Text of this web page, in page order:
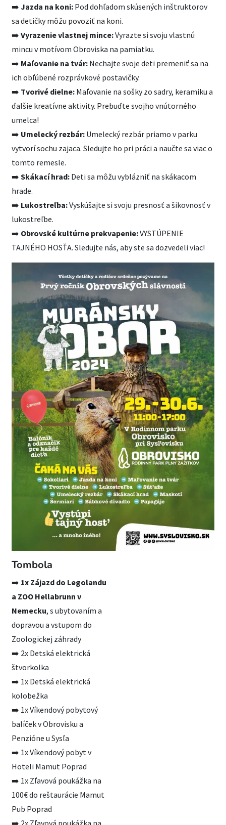
➡️ Jazda na koni: Pod dohľadom skúsených inštruktorov
sa detičky môžu povoziť na koni.
➡️ Vyrazenie vlastnej mince:Vyrazte si svoju vlastnú
mincu v motívom Obroviska na pamiatku.
➡️ Maľovanie na tvár: Nechajte svoje deti premeniť sa na
ich obľúbené rozprávkové postavičky.
➡️ Tvorivé dielne: Maľovanie na sošky zo sadry, keramiku a
ďalšie kreatívne aktivity. Prebuďte svojho vnútorného
umelca!
➡️ Umelecký rezbár: Umelecký rezbár priamo v parku
vytvorí sochu zajaca. Sledujte ho pri práci a naučte sa viac o
tomto remesle.
➡️ Skákací hrad: Deti sa môžu vyblázniť na skákacom
hrade.
➡️ Lukostreľba:Vyskúšajte si svoju presnosť a šikovnosť v
lukostreľbe.
➡️ Obrovské kultúrne prekvapenie:VYSTÚPENIE
TAJNÉHO HOSŤA. Sledujte nás, aby ste sa dozvedeli viac!
Tombola
➡️ 1x Zájazd do Legolandu
a ZOO Hellabrunn v
Nemecku, s ubytovaním a
dopravou a vstupom do
Zoologickej záhrady
➡️ 2x Detská elektrická
štvorkolka
➡️ 1x Detská elektrická
kolobežka
➡️ 1x Víkendový pobytový
balíček v Obrovisku a
Penzióne u Sysľa
➡️ 1x Víkendový pobyt v
Hoteli Mamut Poprad
➡️ 1x Zľavová poukážka na
100€ do reštaurácie Mamut
Pub Poprad